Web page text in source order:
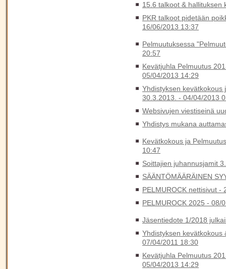
15.6 talkoot & hallituksen
PKR talkoot pidetään
16/06/2013 13:37
Pelmuutuksessa
20:57
Kevätjuhla Pelmuutus
05/04/2013 14:29
Yhdistyksen kevätkokous
30.3.2013. - 04/04/2013
Websivujen viestiseinä
Yhdistys mukana
Kevätkokous ja
10:47
Soittajien juhannusjamit
SÄÄNTÖMÄÄRÄINEN
PELMUROCK nettisivut -
PELMUROCK 2025 - 08/
Jäsentiedote 1/2018
Yhdistyksen kevätkokous
07/04/2011 18:30
Kevätjuhla Pelmuutus
05/04/2013 14:29